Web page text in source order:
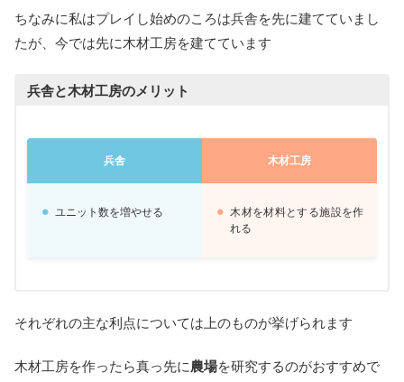
ちなみに私はプレイし始めのころは兵舎を先に建てていまし
たが、今では先に木材工房を建てています
兵舎と木材工房のメリット
兵舎 木材工房
ユニット数を増やせる
木材を材料とする施設を作
れる
それぞれの主な利点については上のものが挙げられます
木材工房を作ったら真っ先に農場を研究するのがおすすめで